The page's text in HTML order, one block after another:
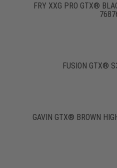
FRY XXG PRO GTX®
FUSION GTX®
GAVIN GTX® BROWN